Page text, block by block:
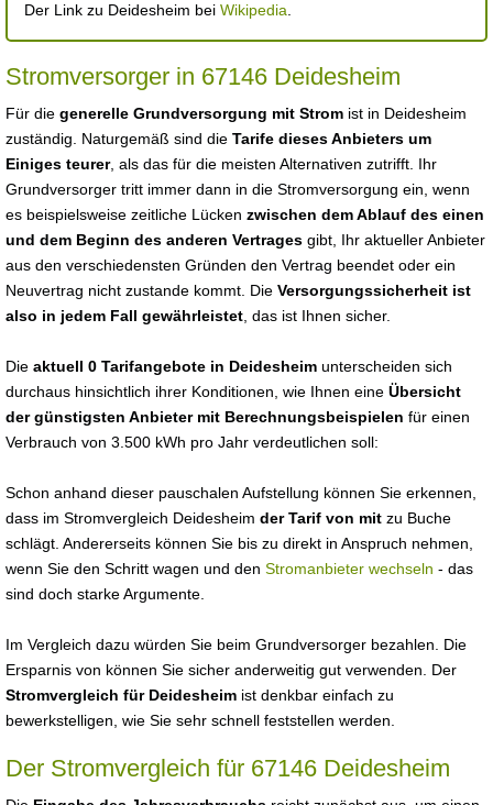
Der Link zu Deidesheim bei Wikipedia
Stromversorger in 67146 Deidesheim
Für die generelle Grundversorgung mit Strom ist in Deidesheim
zuständig. Naturgemäß sind die Tarife dieses Anbieters um
Einiges teurer, als das für die meisten Alternativen zutrifft. Ihr
Grundversorger tritt immer dann in die Stromversorgung ein, wenn
es beispielsweise zeitliche Lücken zwischen dem Ablauf des einen
und dem Beginn des anderen Vertrages gibt, Ihr aktueller Anbieter
aus den verschiedensten Gründen den Vertrag beendet oder ein
Neuvertrag nicht zustande kommt. Die Versorgungssicherheit ist
also in jedem Fall gewährleistet , das ist Ihnen sicher.
Die aktuell 0 Tarifangebote in Deidesheim unterscheiden sich
durchaus hinsichtlich ihrer Konditionen, wie Ihnen eine Übersicht
der günstigsten Anbieter mit Berechnungsbeispielen für einen
Verbrauch von 3.500 kWh pro Jahr verdeutlichen soll:
Schon anhand dieser pauschalen Aufstellung können Sie erkennen,
dass im Stromvergleich Deidesheim der Tarif von mit zu Buche
schlägt. Andererseits können Sie bis zu direkt in Anspruch nehmen,
wenn Sie den Schritt wagen und den Stromanbieter wechseln - das
sind doch starke Argumente.
Im Vergleich dazu würden Sie beim Grundversorger bezahlen. Die
Ersparnis von können Sie sicher anderweitig gut verwenden. Der
Stromvergleich für Deidesheim ist denkbar einfach zu
bewerkstelligen, wie Sie sehr schnell feststellen werden.
Der Stromvergleich für 67146 Deidesheim